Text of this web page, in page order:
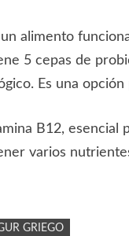
alimento
5 cepas de
Es una
B12,
varios
GRIEGO